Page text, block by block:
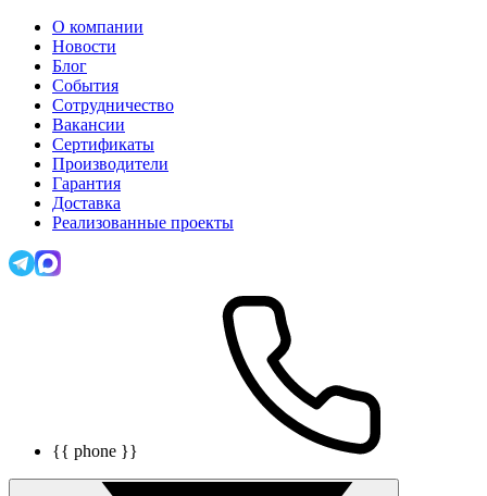
О компании
Новости
Блог
События
Сотрудничество
Вакансии
Сертификаты
Производители
Гарантия
Доставка
Реализованные проекты
{{ phone }}